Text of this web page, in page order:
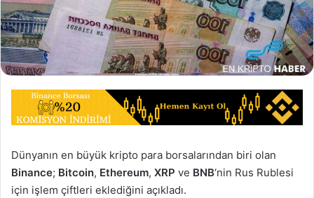
Dünyanın en büyük kripto para borsalarından biri olan
Binance; Bitcoin, Ethereum, XRP ve BNB‘nin Rus Rublesi
için işlem çiftleri eklediğini açıkladı.